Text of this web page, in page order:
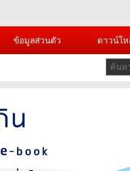
ข้อมูลส่วนตัว ดาวน์โห